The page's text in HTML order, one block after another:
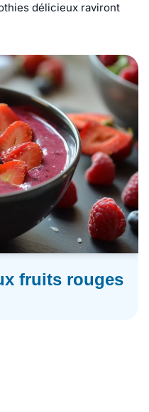
délicieux raviront
fruits rouges